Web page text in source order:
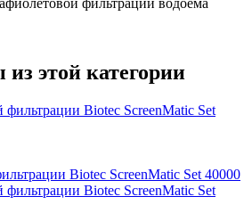
этой категории
Biotec ScreenMatic Set 40000